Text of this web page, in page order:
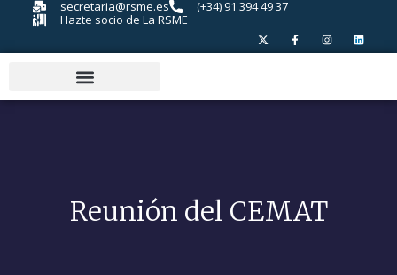
secretaria@rsme.es
(+34) 91 394 49 37
Hazte socio de La RSME
Reunión del CEMAT